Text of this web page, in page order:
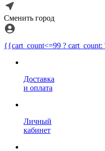
Сменить город
{{cart_count<=99 ?
Доставка
и оплата
Личный
кабинет